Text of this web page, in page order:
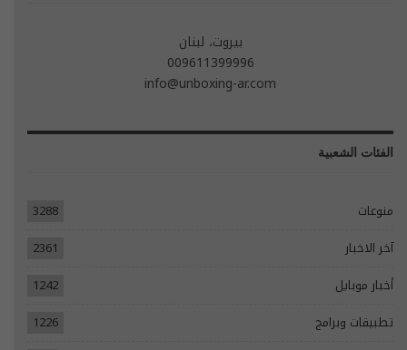
بيروت، لبنان
009611399996
info@unboxing-ar.com
الفئات الشعبية
منوعات
3288
آخر الاخبار
2361
أخبار موبايل
1242
تطبيقات وبرامج
1226